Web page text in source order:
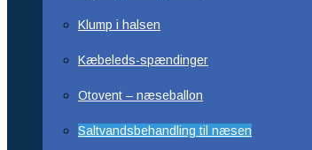
Klump i halsen
Kæbeleds-spændinger
Otovent – næseballon
Saltvandsbehandling til næsen